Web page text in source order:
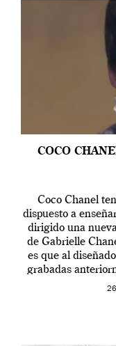
COCO
Coco Chanel
dispuesto a
dirigido una
de Gabrielle
es que al
grabadas